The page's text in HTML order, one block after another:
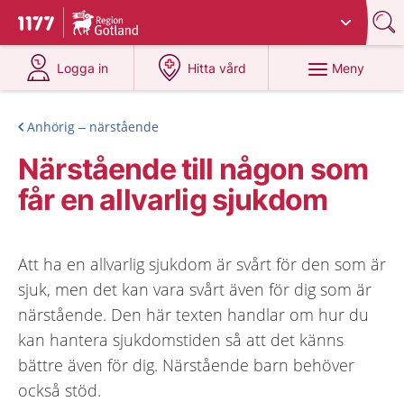
Till startsidan för 1177
Du har valt region
Logga in
på 1177.se
Hitta vård
på 1177.se
Meny
Anhörig – närstående
Närstående till någon som
får en allvarlig sjukdom
Att ha en allvarlig sjukdom är svårt för den som är
sjuk, men det kan vara svårt även för dig som är
närstående. Den här texten handlar om hur du
kan hantera sjukdomstiden så att det känns
bättre även för dig. Närstående barn behöver
också stöd.